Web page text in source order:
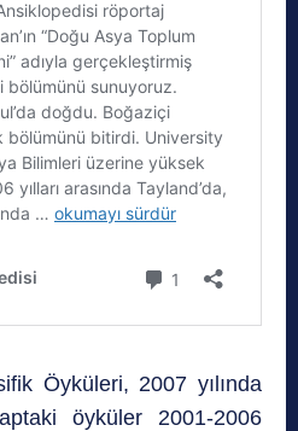
Öyküleri, 2007 yılında
öyküler 2001-2006